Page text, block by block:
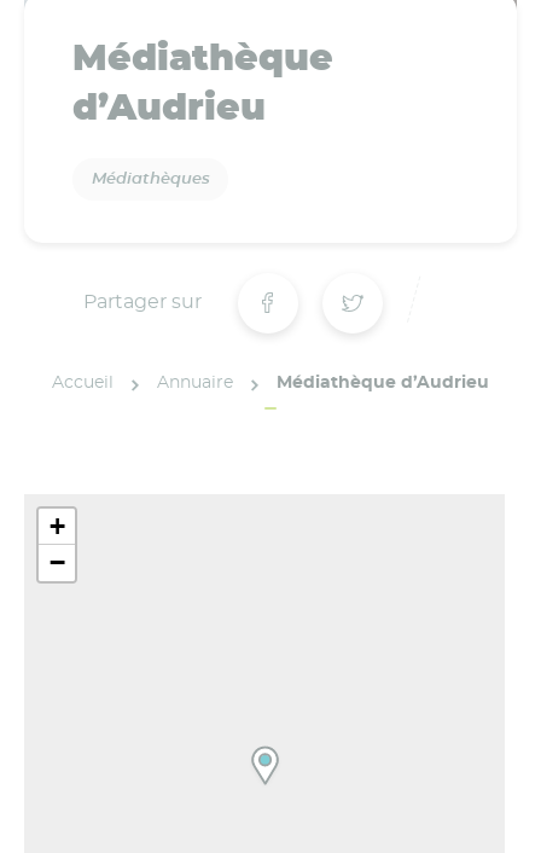
Médiathèque
d’Audrieu
Médiathèques
Partager sur
Accueil Annuaire Médiathèque d’Audrieu
+
−